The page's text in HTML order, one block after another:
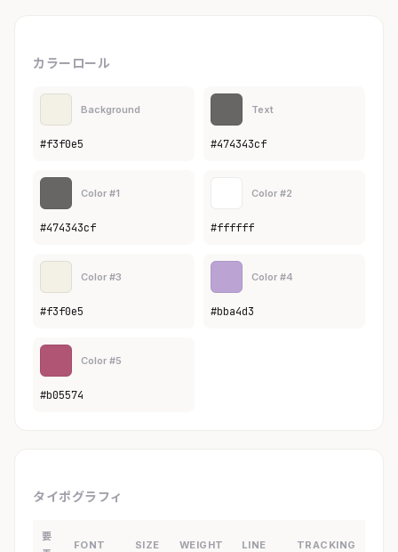
カラーロール
Background
#f3f0e5
Text
#474343cf
Color #1
#474343cf
Color #2
#ffffff
Color #3
#f3f0e5
Color #4
#bba4d3
Color #5
#b05574
タイポグラフィ
要
FONT SIZE WEIGHT LINE TRACKING